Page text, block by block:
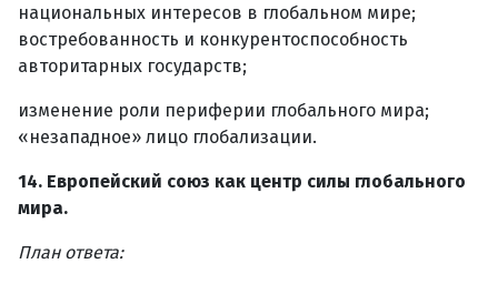
национальных интересов в глобальном мире;
востребованность и конкурентоспособность
авторитарных государств;
изменение роли периферии глобального мира;
«незападное» лицо глобализации.
14. Европейский союз как центр силы глобального
мира.
План ответа: